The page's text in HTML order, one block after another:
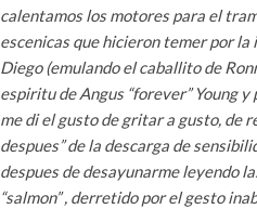
calentamos los motores para el
escenicas que hicieron temer por
Diego (emulando el caballito de
espiritu de Angus “forever” Young
me di el gusto de gritar a gusto, de
despues” de la descarga de
despues de desayunarme leyendo
“salmon” , derretido por el gesto